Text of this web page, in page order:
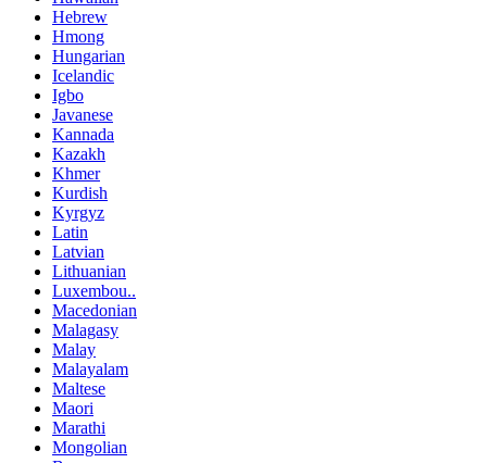
Hebrew
Hmong
Hungarian
Icelandic
Igbo
Javanese
Kannada
Kazakh
Khmer
Kurdish
Kyrgyz
Latin
Latvian
Lithuanian
Luxembou..
Macedonian
Malagasy
Malay
Malayalam
Maltese
Maori
Marathi
Mongolian